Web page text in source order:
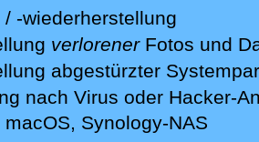
-wiederherstellung
verlorenen Daten mit
Mitteln.
ersten kostenfreien
wir Ihnen ein
verlorenerFotos und
erfolgreichen Datenrettung
und andere Dateien auf
bereit.
abgestürzter
und
bootfähig - soweit
nach Virus oder Hacker-
die Gefahren und
Synology-NAS